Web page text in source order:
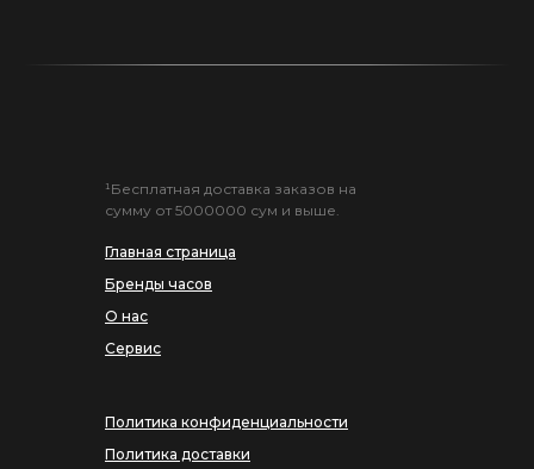
Главная страница
Бренды часов
О нас
Сервис
¹Бесплатная доставка заказов на
сумму от 5000000 сум и выше.
Политика конфиденциальности
Политика доставки